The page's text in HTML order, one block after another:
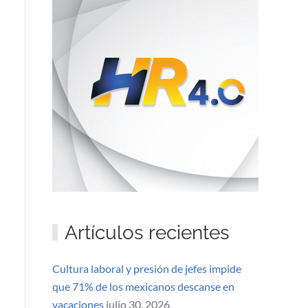
Artículos recientes
Cultura laboral y presión de jefes impide
que 71% de los mexicanos descanse en
vacaciones julio 30, 2026